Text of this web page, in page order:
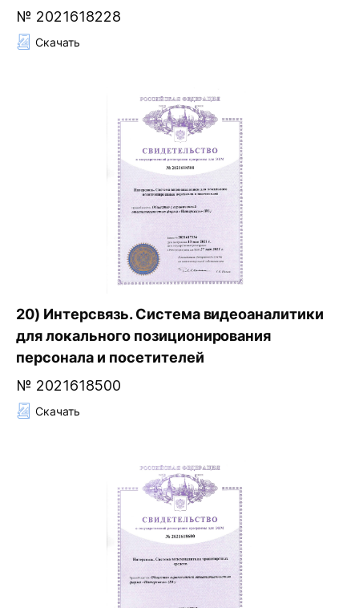
№ 2021618228
Скачать
20) Интерсвязь. Система видеоаналитики
для локального позиционирования
персонала и посетителей
№ 2021618500
Скачать